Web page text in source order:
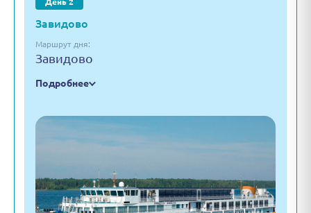
Завидово
Маршрут дня:
Завидово
Подробнее